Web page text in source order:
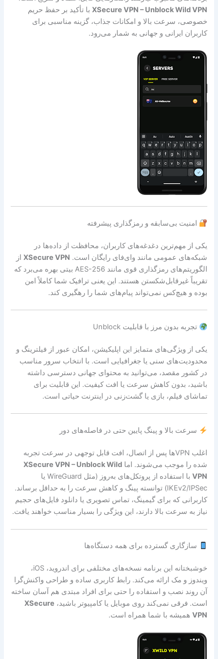
XSecure VPN – Unblock Wild VPN با تأکید بر حفظ حریم
خصوصی، سرعت بالا و امکانات جذاب، گزینه مناسبی برای
کاربران ایرانی و جهانی به شمار می‌رود.
امنیت بی‌سابقه و رمزگذاری پیشرفته
یکی از مهم‌ترین دغدغه‌های کاربران، محافظت از داده‌ها در
شبکه‌های عمومی مانند وای‌فای رایگان است. XSecure VPN از
الگوریتم‌های رمزگذاری قوی مانند AES-256 بیتی بهره می‌برد که
تقریباً غیرقابل‌شکستن هستند. این یعنی ترافیک شما کاملاً امن
بوده و هیچ‌کس نمی‌تواند پیام‌های شما را رهگیری کند.
تجربه بدون مرز با قابلیت Unblock
یکی از ویژگی‌های متمایز این اپلیکیشن، امکان عبور از فیلترینگ و
محدودیت‌های سنی یا جغرافیایی است. با انتخاب سرور مناسب
در کشور مقصد، می‌توانید به محتوای جهانی دسترسی داشته
باشید، بدون کاهش سرعت یا افت کیفیت. این قابلیت برای
تماشای فیلم، بازی یا گشت‌زنی در اینترنت حیاتی است.
سرعت بالا و پینگ پایین حتی در فاصله‌های دور
اغلب VPNها پس از اتصال، افت قابل توجهی در سرعت تجربه
شده را موجب می‌شوند. اماXSecure VPN – Unblock Wild
VPN
با استفاده از پروتکل‌های به‌روز (مثل WireGuard یا
IKEv2/IPSec) توانسته پینگ و کاهش سرعت را به حداقل برساند.
کاربرانی که برای گیمینگ، تماس تصویری یا دانلود فایل‌های حجیم
نیاز به سرعت بالا دارند، این ویژگی را بسیار مناسب خواهند یافت.
سازگاری گسترده برای همه دستگاه‌ها
خوشبختانه این برنامه نسخه‌های مختلفی برای اندروید، iOS،
ویندوز و مک ارائه می‌کند. رابط کاربری ساده و طراحی واکنش‌گرا
آن روند نصب و استفاده را حتی برای افراد مبتدی هم آسان ساخته
است. فرقی نمی‌کند روی موبایل یا کامپیوتر باشید، XSecure
VPN همیشه با شما همراه است.